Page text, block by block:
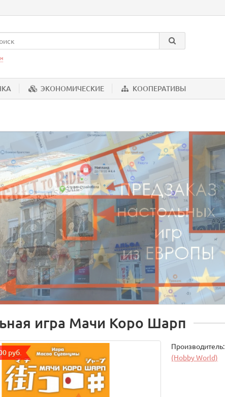
ЭКОНОМИЧЕСКИЕ КООПЕРАТИВЫ
игра Мачи Коро Шарп
руб.
Производитель:
(Hobby World)